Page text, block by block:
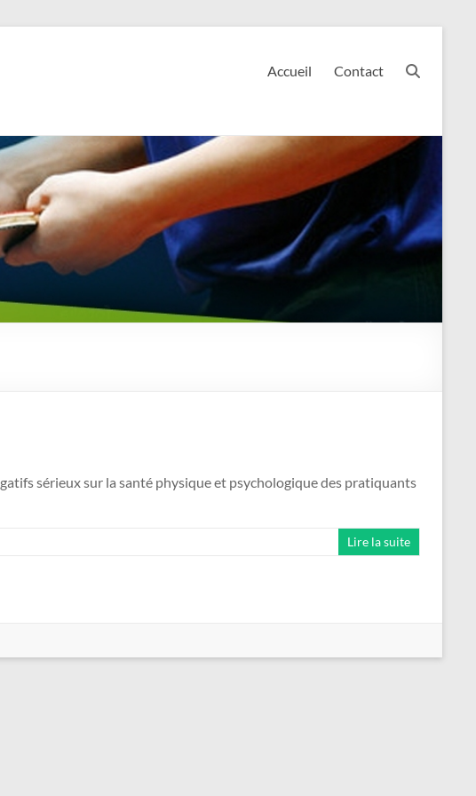
Accueil Contact
sérieux sur la santé physique et psychologique des pratiquants
Lire la suite